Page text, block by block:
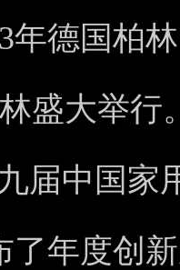
年德国柏
林盛大举
届中国家
了年度创